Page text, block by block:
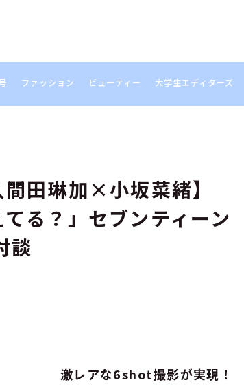
ファッション ビューティー 大学生エディターズ
田琳加×小坂菜緒】
る？」セブンティーン
談
激レアな6shot撮影が実現！